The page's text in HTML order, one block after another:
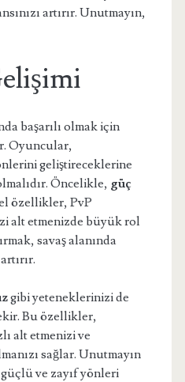
artırır. Unutmayın,
başarılı olmak için
Oyuncular,
geliştireceklerine
Öncelikle, güç
özellikler, PvP
alt etmenizde büyük rol
savaş alanında
gibi yeteneklerinizi de
Bu özellikler,
alt etmenizi ve
sağlar. Unutmayın
ve zayıf yönleri